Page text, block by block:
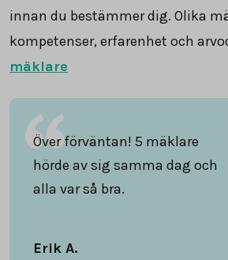
innan du bestämmer dig. Olika
kompetenser, erfarenhet och
mäklare
Över förväntan! 5 mäklare
hörde av sig samma dag och
alla var så bra.
Erik A.